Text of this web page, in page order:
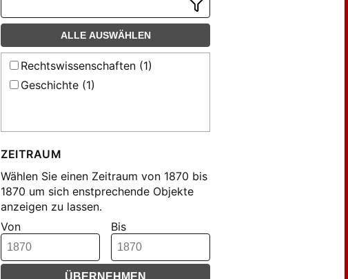
ALLE AUSWÄHLEN
Rechtswissenschaften (1)
Geschichte (1)
ZEITRAUM
Wählen Sie einen Zeitraum von 1870 bis
1870 um sich enstprechende Objekte
anzeigen zu lassen.
Von
Bis
ÜBERNEHMEN